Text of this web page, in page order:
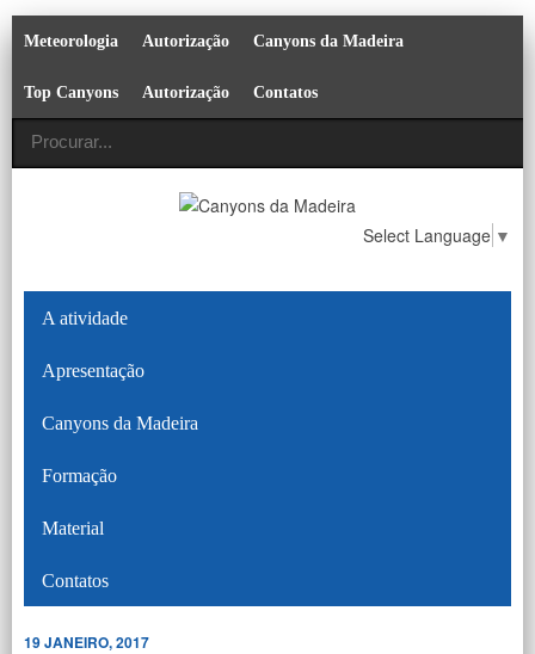
Meteorologia Autorização Canyons da Madeira
Top Canyons Autorização Contatos
Select Language ▼
A atividade
Apresentação
Canyons da Madeira
Formação
Material
Contatos
19 JANEIRO, 2017